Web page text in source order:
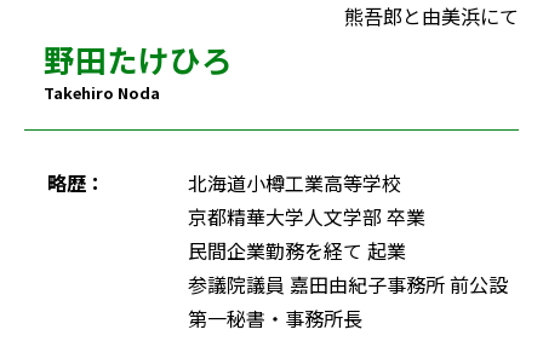
熊吾郎と由美浜にて
野田たけひろ
Takehiro Noda
略歴：
北海道小樽工業高等学校
京都精華大学人文学部 卒業
民間企業勤務を経て 起業
参議院議員 嘉田由紀子事務所 前公設
第一秘書・事務所長